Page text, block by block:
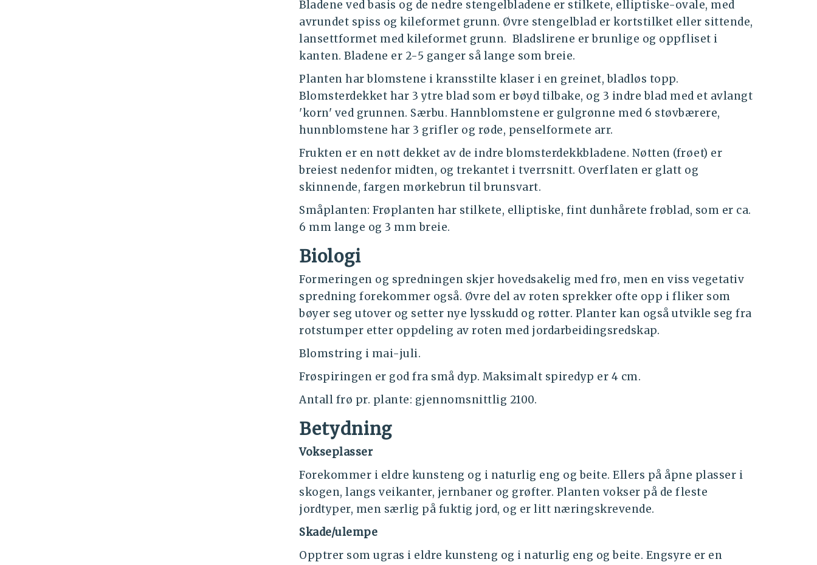
Bladene ved basis og de nedre stengelbladene er stilkete, elliptiske-ovale, med
avrundet spiss og kileformet grunn. Øvre stengelblad er kortstilket eller sittende,
lansettformet med kileformet grunn. Bladslirene er brunlige og oppfliset i
kanten. Bladene er 2-5 ganger så lange som breie.
Planten har blomstene i kransstilte klaser i en greinet, bladløs topp.
Blomsterdekket har 3 ytre blad som er bøyd tilbake, og 3 indre blad med et avlangt
'korn' ved grunnen. Særbu. Hannblomstene er gulgrønne med 6 støvbærere,
hunnblomstene har 3 grifler og røde, penselformete arr.
Frukten er en nøtt dekket av de indre blomsterdekkbladene. Nøtten (frøet) er
breiest nedenfor midten, og trekantet i tverrsnitt. Overflaten er glatt og
skinnende, fargen mørkebrun til brunsvart.
Småplanten: Frøplanten har stilkete, elliptiske, fint dunhårete frøblad, som er ca.
6 mm lange og 3 mm breie.
Biologi
Formeringen og spredningen skjer hovedsakelig med frø, men en viss vegetativ
spredning forekommer også. Øvre del av roten sprekker ofte opp i fliker som
bøyer seg utover og setter nye lysskudd og røtter. Planter kan også utvikle seg fra
rotstumper etter oppdeling av roten med jordarbeidingsredskap.
Blomstring i mai-juli.
Frøspiringen er god fra små dyp. Maksimalt spiredyp er 4 cm.
Antall frø pr. plante: gjennomsnittlig 2100.
Betydning
Vokseplasser
Forekommer i eldre kunsteng og i naturlig eng og beite. Ellers på åpne plasser i
skogen, langs veikanter, jernbaner og grøfter. Planten vokser på de fleste
jordtyper, men særlig på fuktig jord, og er litt næringskrevende.
Skade/ulempe
Opptrer som ugras i eldre kunsteng og i naturlig eng og beite. Engsyre er en